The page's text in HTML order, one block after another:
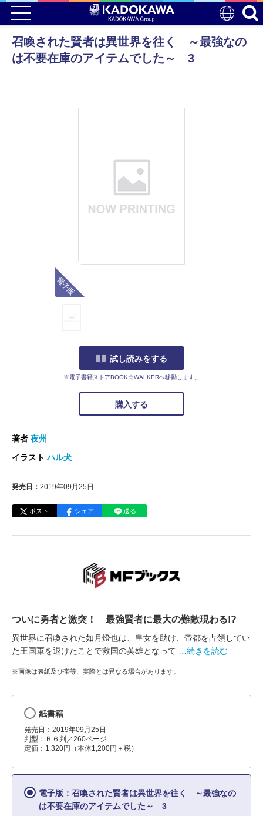
召喚された賢者は異世界を往く ～最強なの
は不要在庫のアイテムでした～ 3
試し読みをする
※電子書籍ストアBOOK☆WALKERへ移動します。
購入する
著者 夜州
イラストハル犬
発売日： 2019年09月25日
ポスト シェア 送る
ついに勇者と激突！ 最強賢者に最大の難敵現わる!?
異世界に召喚された如月燈也は、皇女を助け、帝都を占領してい
た王国軍を退けたことで救国の英雄となって
…続きを読む
※画像は表紙及び帯等、実際とは異なる場合があります。
紙書籍
発売日：2019年09月25日
判型：Ｂ６判／260ページ
定価：1,320円（本体1,200円＋税）
電子版：召喚された賢者は異世界を往く ～最強なの
は不要在庫のアイテムでした～ 3